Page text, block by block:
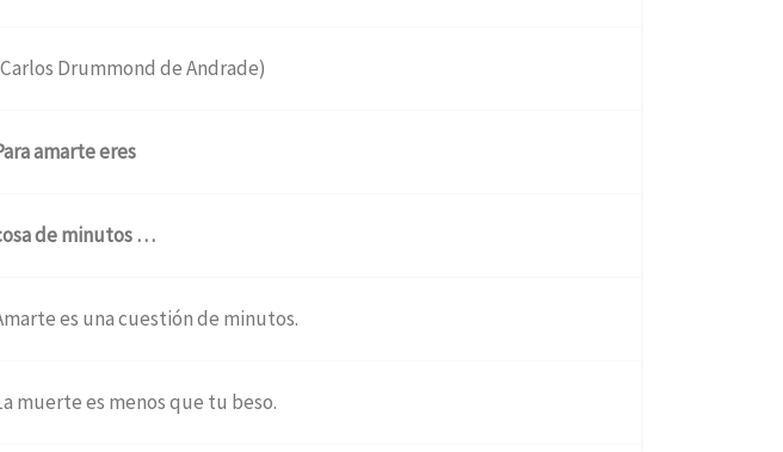
Drummond de Andrade)
amarte eres
de minutos …
es una cuestión de minutos.
muerte es menos que tu beso.